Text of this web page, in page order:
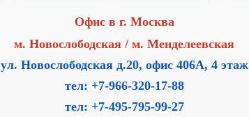
Офис в г. Москва
м. Новослободская / м. Менделеевская
ул. Новослободская д.20, офис 406А, 4 этаж
тел: +7-966-320-17-88
тел: +7-495-795-99-27